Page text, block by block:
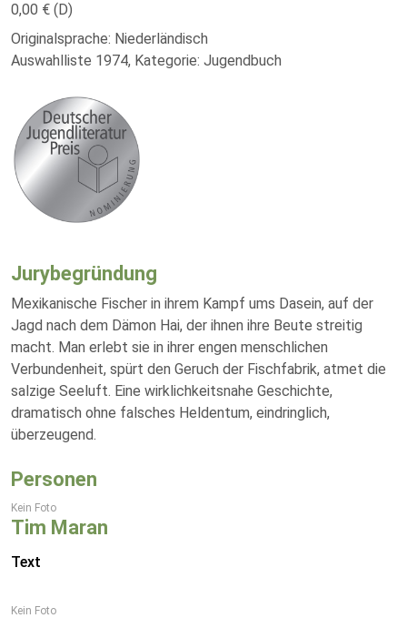
0,00 € (D)
Originalsprache: Niederländisch
Auswahlliste 1974, Kategorie: Jugendbuch
Jurybegründung
Mexikanische Fischer in ihrem Kampf ums Dasein, auf der
Jagd nach dem Dämon Hai, der ihnen ihre Beute streitig
macht. Man erlebt sie in ihrer engen menschlichen
Verbundenheit, spürt den Geruch der Fischfabrik, atmet die
salzige Seeluft. Eine wirklichkeitsnahe Geschichte,
dramatisch ohne falsches Heldentum, eindringlich,
überzeugend.
Personen
Kein Foto
Tim Maran
Text
Kein Foto